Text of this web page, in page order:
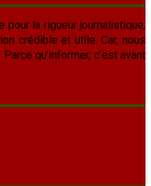
la rigueur journalistique,
crédible et utile. Car, nous
qu’informer, c’est avant